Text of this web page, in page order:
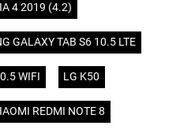
4 2019 (4.2)
GALAXY TAB S6 10.5 LTE
WIFI LG K50
REDMI NOTE 8